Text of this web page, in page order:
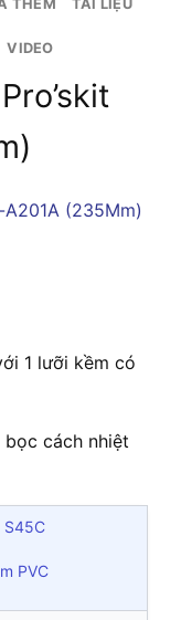
THÊM TÀI LIỆU
VIDEO
1 lưỡi kềm có
cách nhiệt
S45C
PVC